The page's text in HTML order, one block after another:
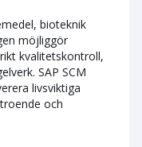
bioteknik
möjliggör
kvalitetskontroll,
SAP SCM
livsviktiga
och